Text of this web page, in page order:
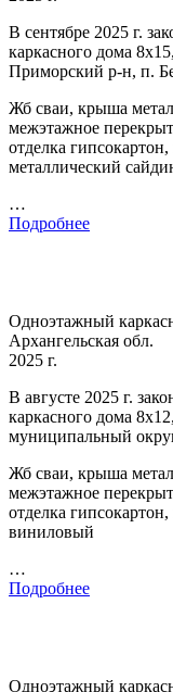
В сентябре 2025 г.
каркасного дома
Приморский р-н, п.
Жб сваи, крыша
межэтажное
отделка
металлический
…
Подробнее
Одноэтажный
Архангельская обл.
2025 г.
В августе 2025 г.
каркасного дома
муниципальный
Жб сваи, крыша
межэтажное
отделка
виниловый
…
Подробнее
Одноэтажный